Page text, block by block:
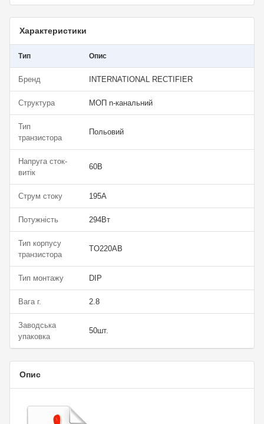
Характеристики
Тип Опис
Бренд INTERNATIONAL RECTIFIER
Структура МОП n-канальний
Тип
транзистора
Польовий
Напруга сток-
витік
60В
Струм стоку 195А
Потужність 294Вт
Тип корпусу
транзистора
TO220AB
Тип монтажу DIP
Вага г. 2.8
Заводська
упаковка
50шт.
Опис